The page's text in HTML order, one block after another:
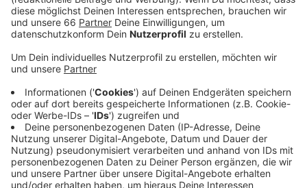
Anzeige
Ein bis drei Streiktage sind geplant. Zum Schutz der
beim letzten Streik eine Notdienstvereinbarung - das
hat die Gewerkschaft im Vorfeld angekündigt. Mit den
Streiks will Ver.di vor der dritten Verhandlungsrunde
Ende November den Druck erhöhen. In dem Tarifstreit
wird gefordert, dass Beschäftigte des
Gesundheitswesens monatlich 300 Euro mehr erhalten